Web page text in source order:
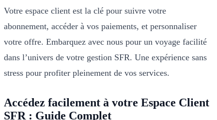
Votre espace client est la clé pour suivre votre
abonnement, accéder à vos paiements, et personnaliser
votre offre. Embarquez avec nous pour un voyage facilité
dans l’univers de votre gestion SFR. Une expérience sans
stress pour profiter pleinement de vos services.
Accédez facilement à votre Espace Client
SFR : Guide Complet